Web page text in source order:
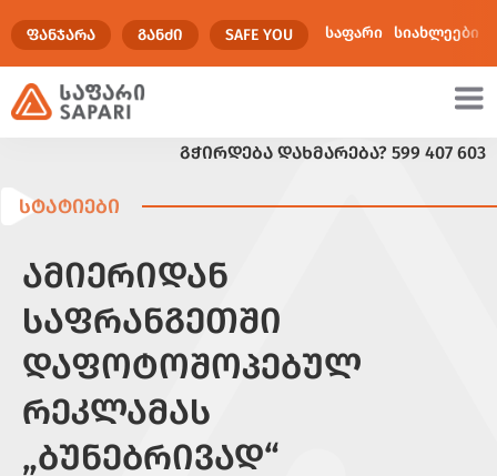
ᲤᲐᲜᲯᲐᲠᲐ ᲒᲐᲜᲫᲘ SAFE YOU საფარი სიახლეები
ᲒᲭᲘᲠᲓᲔᲑᲐ ᲓᲐᲮᲛᲐᲠᲔᲑᲐ? 599 407 603
ᲡᲢᲐᲢᲘᲔᲑᲘ
ᲐᲛᲘᲔᲠᲘᲓᲐᲜ
ᲡᲐᲤᲠᲐᲜᲒᲔᲗᲨᲘ
ᲓᲐᲤᲝᲢᲝᲨᲝᲞᲔᲑᲣᲚ
ᲠᲔᲙᲚᲐᲛᲐᲡ
„ᲑᲣᲜᲔᲑᲠᲘᲕᲐᲓ“